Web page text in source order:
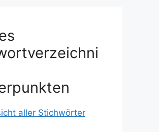
aller Stichwörter